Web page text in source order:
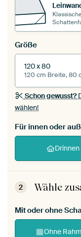
Größe
120 x 80
120 cm Breite, 80
Schon gewusst?
wählen!
Für innen oder
Drinnen
2 Wähle
Mit oder ohne
Ohne